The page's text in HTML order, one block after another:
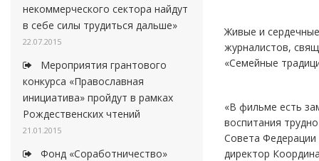
некоммерческого сектора найдут
в себе силы трудиться дальше»
22.07.2015
Мероприятия грантового
конкурса «Православная
инициатива» пройдут в рамках
Рождественских чтений
21.01.2015
Фонд «Соработничество»
Живые и
журналистов,
«Семейные
«В фильме есть
воспитания
Совета Федерации
директор